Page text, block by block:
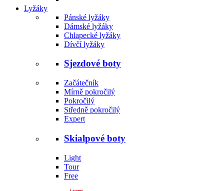
Lyžáky
Pánské lyžáky
Dámské lyžáky
Chlapecké lyžáky
Dívčí lyžáky
Sjezdové boty
Začátečník
Mírně pokročilý
Pokročilý
Středně pokročilý
Expert
Skialpové boty
Light
Tour
Free